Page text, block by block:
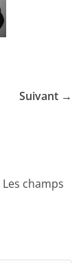
Suivant →
Les champs